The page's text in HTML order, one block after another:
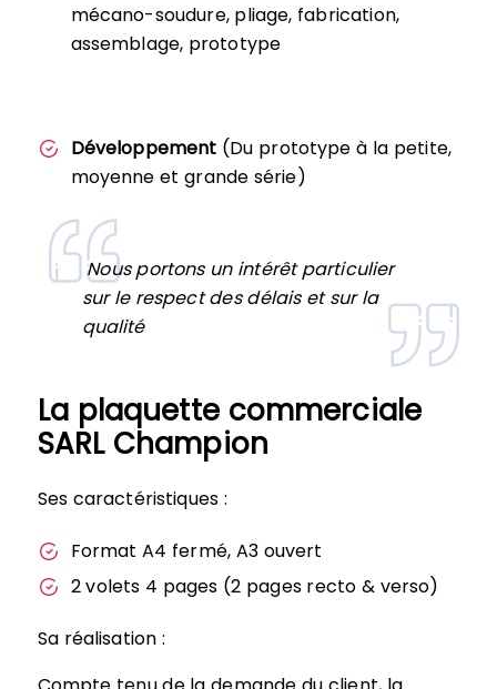
mécano-soudure, pliage, fabrication,
assemblage, prototype
Développement (Du prototype à la petite,
moyenne et grande série)
Nous portons un intérêt particulier
sur le respect des délais et sur la
qualité
La plaquette commerciale
SARL Champion
Ses caractéristiques :
Format A4 fermé, A3 ouvert
2 volets 4 pages (2 pages recto & verso)
Sa réalisation :